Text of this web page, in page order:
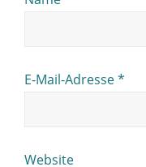
E-Mail-Adresse*
Website